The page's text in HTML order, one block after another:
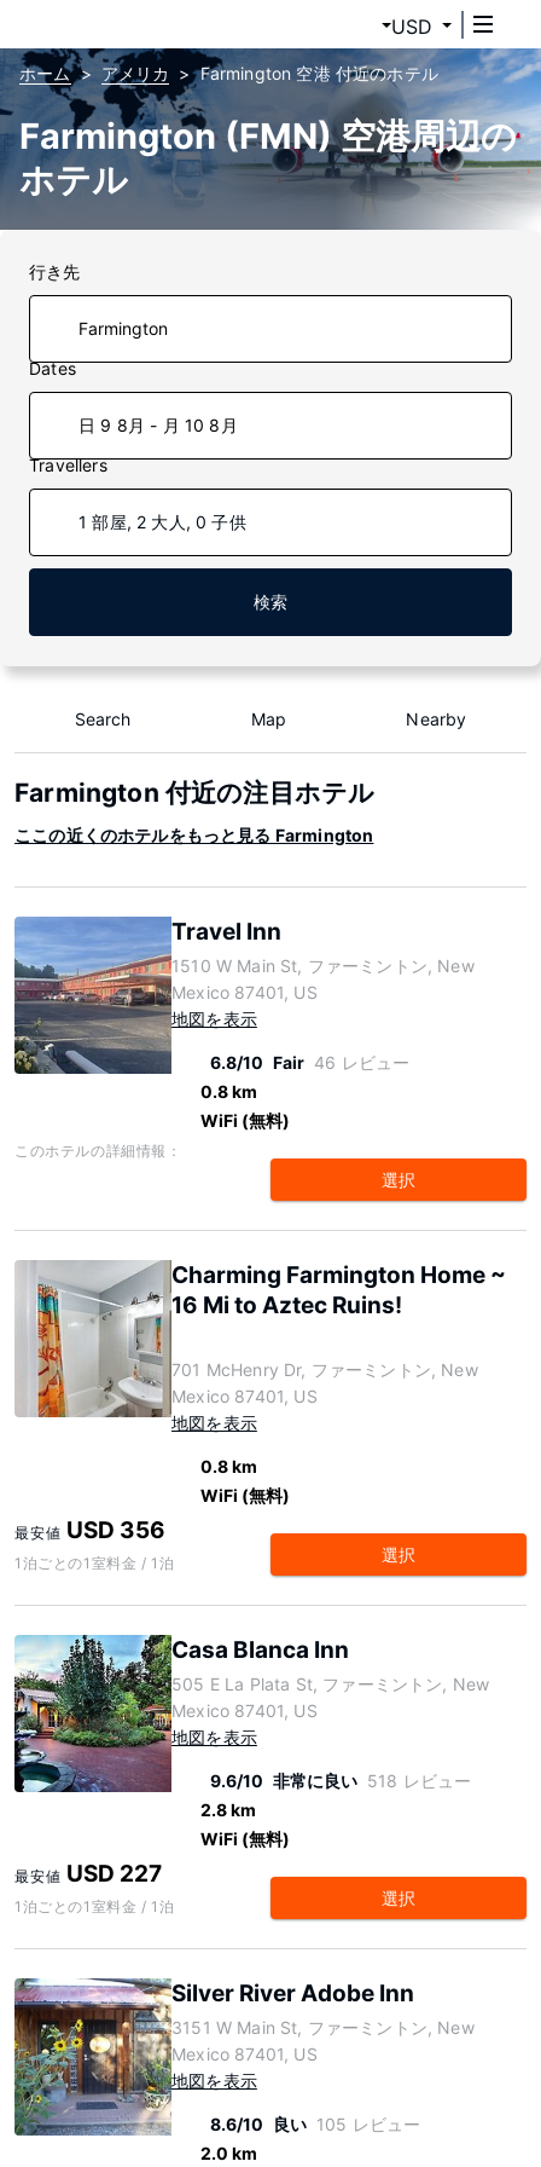
USD
ホーム アメリカ Farmington 空港 付近のホテル
Farmington (FMN) 空港周辺の
ホテル
行き先
Dates
日 9 8月 - 月 10 8月
Travellers
1 部屋, 2 大人, 0 子供
検索
Search Map Nearby
Farmington 付近の注目ホテル
ここの近くのホテルをもっと見る Farmington
Travel Inn
1510 W Main St, ファーミントン, New
Mexico 87401, US
地図を表示
6.8/10 Fair 46 レビュー
0.8 km
WiFi (無料)
このホテルの詳細情報：
選択
Charming Farmington Home ~
16 Mi to Aztec Ruins!
701 McHenry Dr, ファーミントン, New
Mexico 87401, US
地図を表示
0.8 km
WiFi (無料)
最安値 USD 356
1泊ごとの1室料金 / 1泊 選択
Casa Blanca Inn
505 E La Plata St, ファーミントン, New
Mexico 87401, US
地図を表示
9.6/10 非常に良い 518 レビュー
2.8 km
WiFi (無料)
最安値 USD 227
1泊ごとの1室料金 / 1泊 選択
Silver River Adobe Inn
3151 W Main St, ファーミントン, New
Mexico 87401, US
地図を表示
8.6/10 良い 105 レビュー
2.0 km